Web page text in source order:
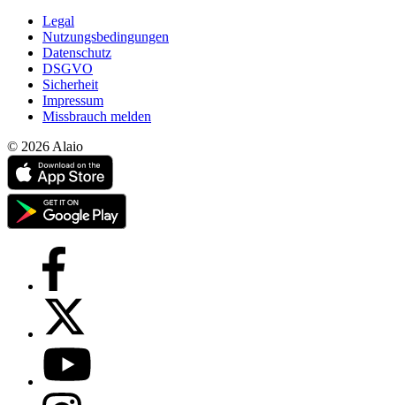
Legal
Nutzungsbedingungen
Datenschutz
DSGVO
Sicherheit
Impressum
Missbrauch melden
© 2026 Alaio